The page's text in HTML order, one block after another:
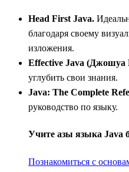
Head First Java.
благодаря своему
изложения.
Effective Java (Джошуа
углубить свои знания.
Java: The Complete
руководство по языку.
Учите азы языка Java
Познакомиться с